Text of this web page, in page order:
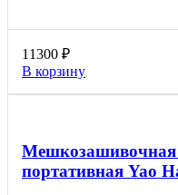
11300 ₽
В корзину
Мешкозашивочная
портативная Yao